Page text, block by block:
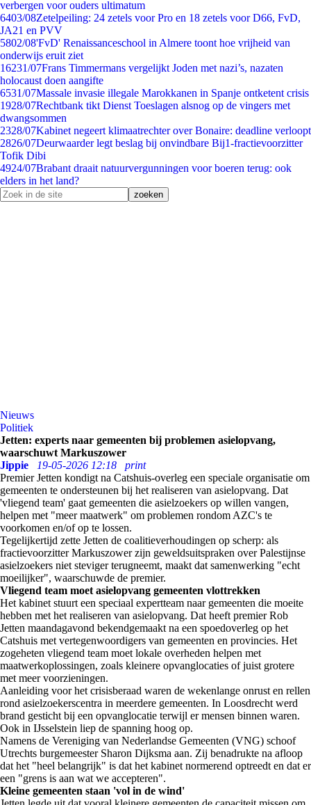
verbergen voor ouders ultimatum
6403/08Zetelpeiling: 24 zetels voor Pro en 18 zetels voor D66, FvD,
JA21 en PVV
5802/08'FvD' Renaissanceschool in Almere toont hoe vrijheid van
onderwijs eruit ziet
16231/07Frans Timmermans vergelijkt Joden met nazi’s, nazaten
holocaust doen aangifte
6531/07Massale invasie illegale Marokkanen in Spanje ontketent crisis
1928/07Rechtbank tikt Dienst Toeslagen alsnog op de vingers met
dwangsommen
2328/07Kabinet negeert klimaatrechter over Bonaire: deadline verloopt
2826/07Deurwaarder legt beslag bij onvindbare Bij1-fractievoorzitter
Tofik Dibi
4924/07Brabant draait natuurvergunningen voor boeren terug: ook
elders in het land?
Nieuws
Politiek
Jetten: experts naar gemeenten bij problemen asielopvang,
waarschuwt Markuszower
Jippie
19-05-2026 12:18
print
Premier Jetten kondigt na Catshuis-overleg een speciale organisatie om
gemeenten te ondersteunen bij het realiseren van asielopvang. Dat
'vliegend team' gaat gemeenten die asielzoekers op willen vangen,
helpen met "meer maatwerk" om problemen rondom AZC's te
voorkomen en/of op te lossen.
Tegelijkertijd zette Jetten de coalitieverhoudingen op scherp: als
fractievoorzitter Markuszower zijn geweldsuitspraken over Palestijnse
asielzoekers niet steviger terugneemt, maakt dat samenwerking "echt
moeilijker", waarschuwde de premier.
Vliegend team moet asielopvang gemeenten vlottrekken
Het kabinet stuurt een speciaal expertteam naar gemeenten die moeite
hebben met het realiseren van asielopvang. Dat heeft premier Rob
Jetten maandagavond bekendgemaakt na een spoedoverleg op het
Catshuis met vertegenwoordigers van gemeenten en provincies. Het
zogeheten vliegend team moet lokale overheden helpen met
maatwerkoplossingen, zoals kleinere opvanglocaties of juist grotere
met meer voorzieningen.
Aanleiding voor het crisisberaad waren de wekenlange onrust en rellen
rond asielzoekerscentra in meerdere gemeenten. In Loosdrecht werd
brand gesticht bij een opvanglocatie terwijl er mensen binnen waren.
Ook in IJsselstein liep de spanning hoog op.
Namens de Vereniging van Nederlandse Gemeenten (VNG) schoof
Utrechts burgemeester Sharon Dijksma aan. Zij benadrukte na afloop
dat het "heel belangrijk" is dat het kabinet normerend optreedt en dat er
een "grens is aan wat we accepteren".
Kleine gemeenten staan 'vol in de wind'